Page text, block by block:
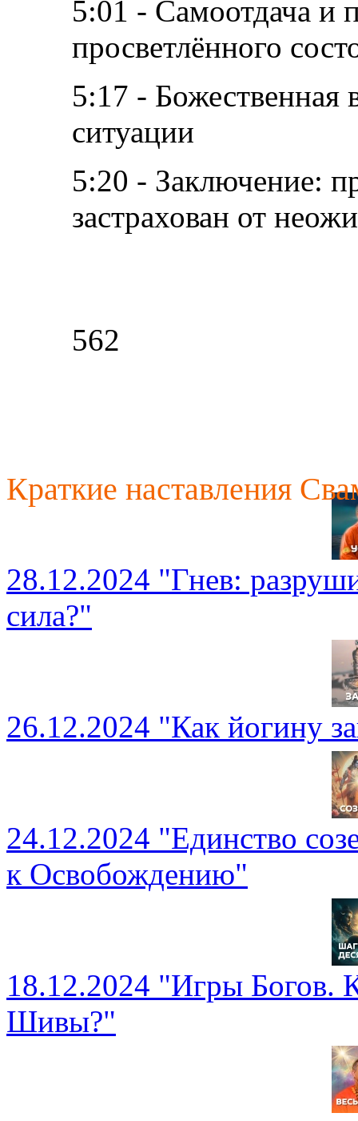
5:01 - Самоотдача и
просветлённого
5:17 - Божественная
ситуации
5:20 - Заключение:
застрахован от
562
Краткие наставления
28.12.2024 "Гнев:
сила?"
26.12.2024 "Как йогину
24.12.2024 "Единство
к Освобождению"
18.12.2024 "Игры Богов.
Шивы?"